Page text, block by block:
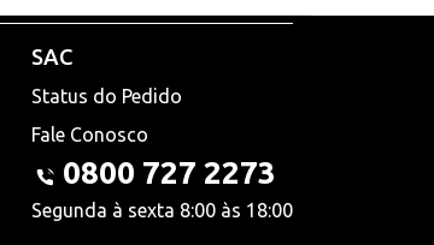
SAC
Status do Pedido
Fale Conosco
0800 727 2273
Segunda à sexta 8:00 às 18:00